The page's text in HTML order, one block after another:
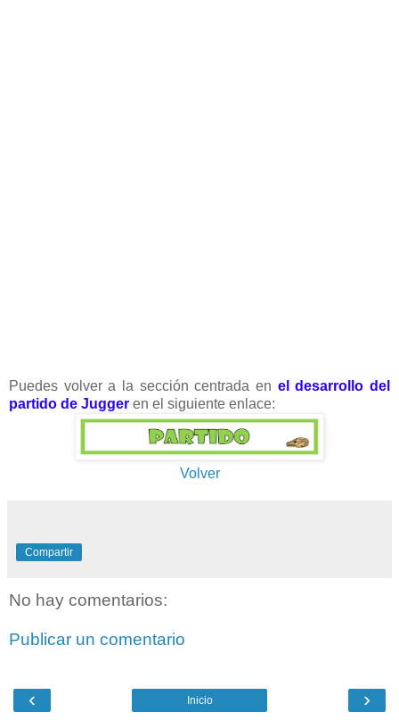
Puedes volver a la sección centrada en el desarrollo del
partido de Jugger en el siguiente enlace:
Volver
Compartir
No hay comentarios:
Publicar un comentario
‹ ›
Inicio